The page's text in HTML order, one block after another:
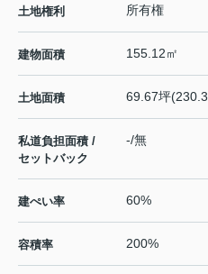
土地権利 所有権
建物面積 155.12㎡
土地面積 69.67坪
私道負担面積 /
セットバック
-/無
建ぺい率 60%
容積率 200%